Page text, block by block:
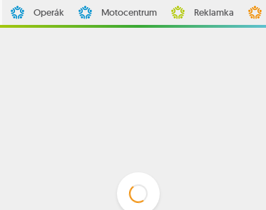
Operák Motocentrum Reklamka